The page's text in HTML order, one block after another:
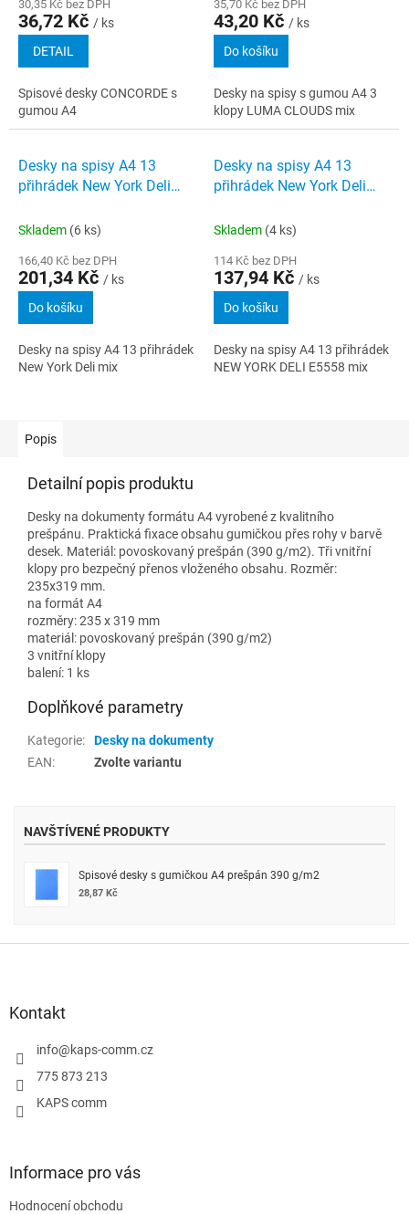
30,35 Kč bez DPH
36,72 Kč / ks
DETAIL
Spisové desky CONCORDE s
gumou A4
35,70 Kč bez DPH
43,20 Kč / ks
Do košíku
Desky na spisy s gumou A4 3
klopy LUMA CLOUDS mix
Desky na spisy A4 13
přihrádek New York Deli
Skladem (6 ks)
166,40 Kč bez DPH
201,34 Kč / ks
Do košíku
Desky na spisy A4 13 přihrádek
New York Deli mix
Desky na spisy A4 13
přihrádek New York Deli
Skladem (4 ks)
114 Kč bez DPH
137,94 Kč / ks
Do košíku
Desky na spisy A4 13 přihrádek
NEW YORK DELI E5558 mix
Popis
Detailní popis produktu
Desky na dokumenty formátu A4 vyrobené z kvalitního
prešpánu. Praktická fixace obsahu gumičkou přes rohy v barvě
desek. Materiál: povoskovaný prešpán (390 g/m2). Tři vnitřní
klopy pro bezpečný přenos vloženého obsahu. Rozměr:
235x319 mm.
na formát A4
rozměry: 235 x 319 mm
materiál: povoskovaný prešpán (390 g/m2)
3 vnitřní klopy
balení: 1 ks
Doplňkové parametry
Kategorie:
Desky na dokumenty
EAN: Zvolte variantu
NAVŠTÍVENÉ PRODUKTY
Spisové desky s gumičkou A4 prešpán 390 g/m2
28,87 Kč
Kontakt
info@kaps-comm.cz
775 873 213
KAPS comm
Informace pro vás
Hodnocení obchodu